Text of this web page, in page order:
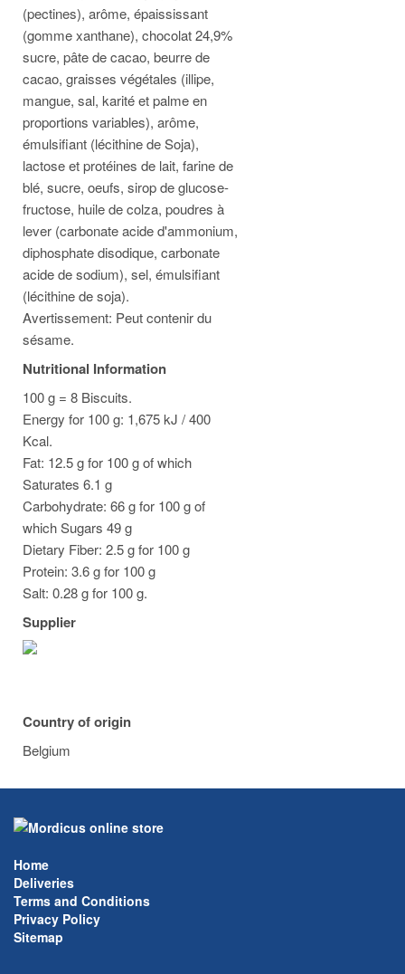
(pectines), arôme, épaississant
(gomme xanthane), chocolat 24,9%
sucre, pâte de cacao, beurre de
cacao, graisses végétales (illipe,
mangue, sal, karité et palme en
proportions variables), arôme,
émulsifiant (lécithine de Soja),
lactose et protéines de lait, farine de
blé, sucre, oeufs, sirop de glucose-
fructose, huile de colza, poudres à
lever (carbonate acide d'ammonium,
diphosphate disodique, carbonate
acide de sodium), sel, émulsifiant
(lécithine de soja).
Avertissement: Peut contenir du
sésame.
Nutritional Information
100 g = 8 Biscuits.
Energy for 100 g: 1,675 kJ / 400
Kcal.
Fat: 12.5 g for 100 g of which
Saturates 6.1 g
Carbohydrate: 66 g for 100 g of
which Sugars 49 g
Dietary Fiber: 2.5 g for 100 g
Protein: 3.6 g for 100 g
Salt: 0.28 g for 100 g.
Supplier
Country of origin
Belgium
Home
Deliveries
Terms and Conditions
Privacy Policy
Sitemap